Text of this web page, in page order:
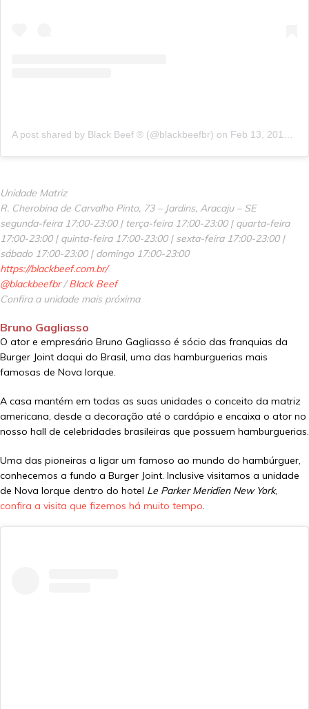
A post shared by Black Beef ® (@blackbeefbr) on Feb 13, 2019 at 10:30am PST
Unidade Matriz
R. Cherobina de Carvalho Pinto, 73 – Jardins, Aracaju – SE
segunda-feira 17:00-23:00 | terça-feira 17:00-23:00 | quarta-feira
17:00-23:00 | quinta-feira 17:00-23:00 | sexta-feira 17:00-23:00 |
sábado 17:00-23:00 | domingo 17:00-23:00
https://blackbeef.com.br/
@blackbeefbr/Black Beef
Confira a unidade mais próxima
Bruno Gagliasso
O ator e empresário Bruno Gagliasso é sócio das franquias da
Burger Joint daqui do Brasil, uma das hamburguerias mais
famosas de Nova Iorque.
A casa mantém em todas as suas unidades o conceito da matriz
americana, desde a decoração até o cardápio e encaixa o ator no
nosso hall de celebridades brasileiras que possuem hamburguerias.
Uma das pioneiras a ligar um famoso ao mundo do hambúrguer,
conhecemos a fundo a Burger Joint. Inclusive visitamos a unidade
de Nova Iorque dentro do hotel Le Parker Meridien New York,
confira a visita que fizemos há muito tempo.